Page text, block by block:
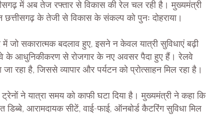
में अब तेज रफ्तार से विकास की रेल चल रही है। मुख्यमंत्री
के तेजी से विकास के संकल्प को पुनः दोहराया।
जो सकारात्मक बदलाव हुए, इसने न केवल यात्री सुविधाएं बढ़ी
के आधुनिकीकरण से रोजगार के नए अवसर पैदा हुए हैं। रेलवे
रहा है, जिससे व्यापार और पर्यटन को प्रोत्साहन मिल रहा है।
ने यात्रा समय को काफी घटा दिया है। मुख्यमंत्री ने कहा कि
आरामदायक सीटें, वाई-फाई, ऑनबोर्ड कैटरिंग सुविधा मिल